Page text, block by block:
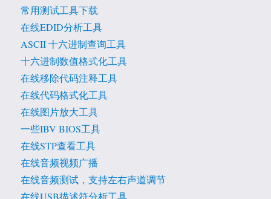
常用测试工具下载
在线EDID分析工具
ASCII 十六进制查询工具
十六进制数值格式化工具
在线移除代码注释工具
在线代码格式化工具
在线图片放大工具
一些IBV BIOS工具
在线STP查看工具
在线音频视频广播
在线音频测试，支持左右声道调节
在线USB描述符分析工具